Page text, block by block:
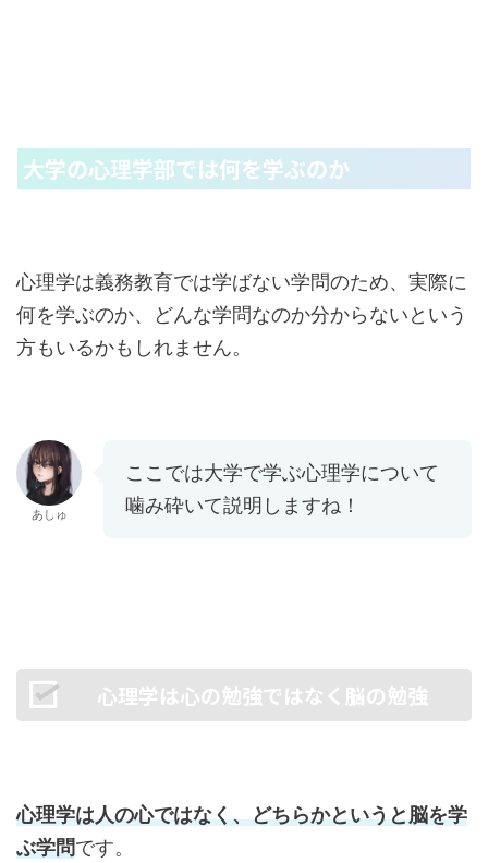
大学の心理学部では何を学ぶのか
心理学は義務教育では学ばない学問のため、実際に
何を学ぶのか、どんな学問なのか分からないという
方もいるかもしれません。
あしゅ
ここでは大学で学ぶ心理学について
噛み砕いて説明しますね！
心理学は心の勉強ではなく脳の勉強
心理学は人の心ではなく、どちらかというと脳を学
ぶ学問です。